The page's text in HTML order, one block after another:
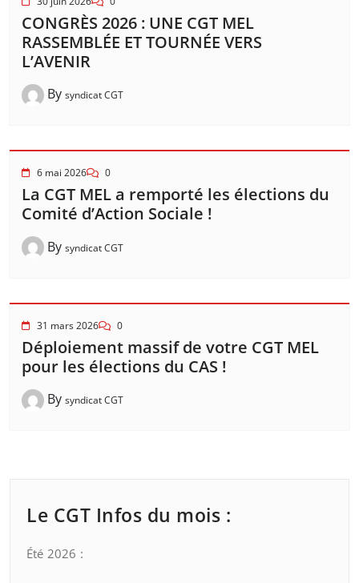
CONGRÈS 2026 : UNE CGT MEL
RASSEMBLÉE ET TOURNÉE VERS
L’AVENIR
By syndicat CGT
6 mai 2026 0
La CGT MEL a remporté les élections du
Comité d’Action Sociale !
By syndicat CGT
31 mars 2026 0
Déploiement massif de votre CGT MEL
pour les élections du CAS !
By syndicat CGT
Le CGT Infos du mois :
Été 2026 :